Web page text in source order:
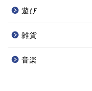
遊び
雑貨
音楽